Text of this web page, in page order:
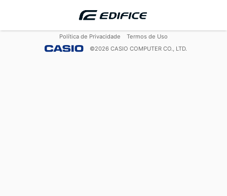
Política de Privacidade
Termos de Uso
©2026 CASIO COMPUTER CO., LTD.